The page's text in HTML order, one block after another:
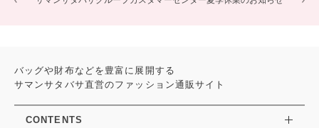
バッグや財布などを豊富に展開する
サマンサタバサ直営のファッション通販サイト
CONTENTS